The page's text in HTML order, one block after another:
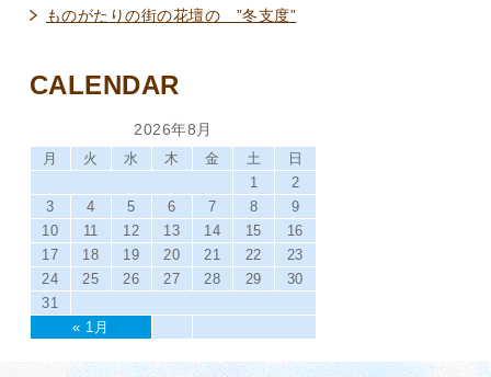
ものがたりの街の花壇の ”冬支度”
CALENDAR
2026年8月
月 火 水 木 金 土 日
« 1月
1
2
3
4 5 6 7 8
9
10
11 12 13 14 15
16
17
18 19 20 21 22
23
24
25 26 27 28 29
30
31